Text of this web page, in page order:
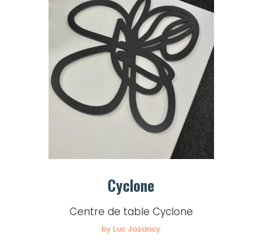
Cyclone
Centre de table Cyclone
by Luc Jozancy